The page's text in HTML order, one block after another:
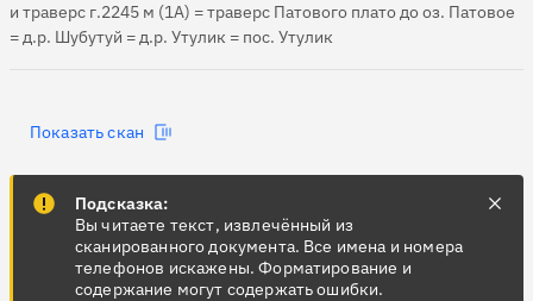
и траверс г.2245 м (1А) = траверс Патового плато до оз. Патовое
= д.р. Шубутуй = д.р. Утулик = пос. Утулик
Показать скан
Подсказка:
Вы читаете текст, извлечённый из
сканированного документа. Все имена и номера
телефонов искажены. Форматирование и
содержание могут содержать ошибки.